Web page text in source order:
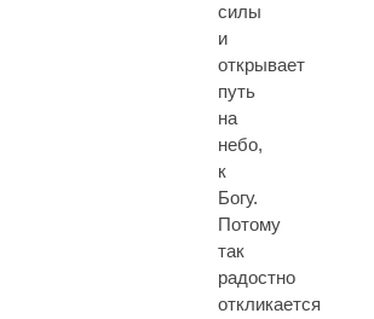
силы
и
открывает
путь
на
небо,
к
Богу.
Потому
так
радостно
откликается